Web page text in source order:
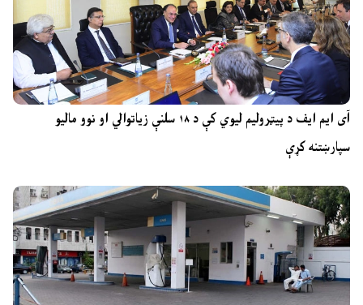
آی ایم ایف د پیټرولیم لیوي کې د ۱۸ سلنې زیاتوالي او نوو مالیو
سپارښتنه کړې